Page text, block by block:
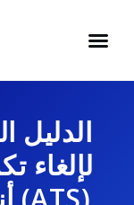
الدليل
لإلغاء